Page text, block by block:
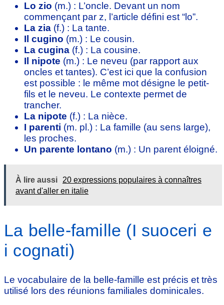
Lo zio (m.) : L’oncle. Devant un nom
commençant par z, l’article défini est “lo”.
La zia (f.) : La tante.
Il cugino (m.) : Le cousin.
La cugina (f.) : La cousine.
Il nipote (m.) : Le neveu (par rapport aux
oncles et tantes). C’est ici que la confusion
est possible : le même mot désigne le petit-
fils et le neveu. Le contexte permet de
trancher.
La nipote (f.) : La nièce.
I parenti (m. pl.) : La famille (au sens large),
les proches.
Un parente lontano (m.) : Un parent éloigné.
À lire aussi
20 expressions populaires à connaîtres
avant d'aller en italie
La belle-famille (I suoceri e
i cognati)
Le vocabulaire de la belle-famille est précis et très
utilisé lors des réunions familiales dominicales.